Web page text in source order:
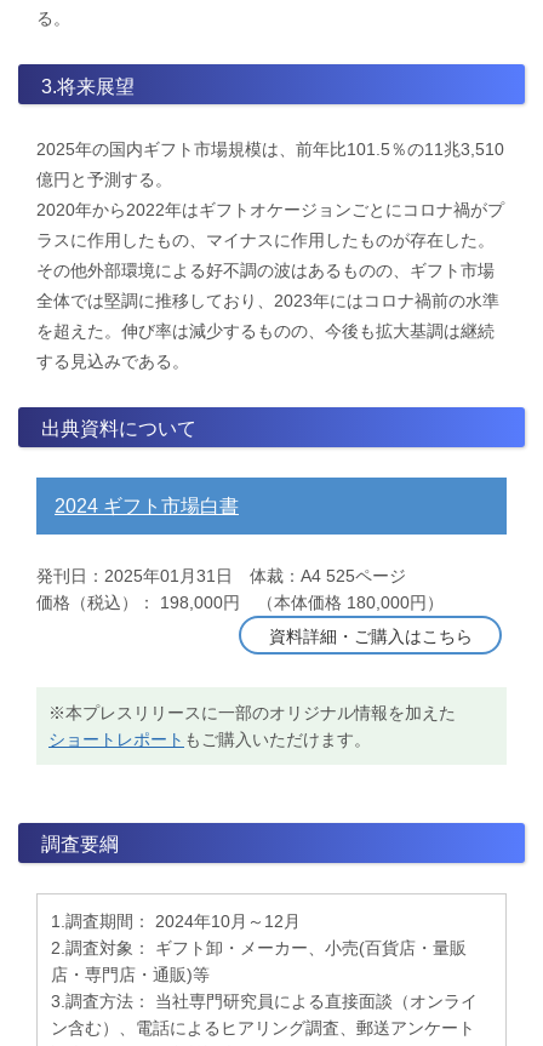
る。
3.将来展望
2025年の国内ギフト市場規模は、前年比101.5％の11兆3,510
億円と予測する。
2020年から2022年はギフトオケージョンごとにコロナ禍がプ
ラスに作用したもの、マイナスに作用したものが存在した。
その他外部環境による好不調の波はあるものの、ギフト市場
全体では堅調に推移しており、2023年にはコロナ禍前の水準
を超えた。伸び率は減少するものの、今後も拡大基調は継続
する見込みである。
出典資料について
2024 ギフト市場白書
発刊日：2025年01月31日 体裁：A4 525ページ
価格（税込）： 198,000円 （本体価格 180,000円）
資料詳細・ご購入はこちら
※本プレスリリースに一部のオリジナル情報を加えた
ショートレポート もご購入いただけます。
調査要綱
1.調査期間： 2024年10月～12月
2.調査対象： ギフト卸・メーカー、小売(百貨店・量販
店・専門店・通販)等
3.調査方法： 当社専門研究員による直接面談（オンライ
ン含む）、電話によるヒアリング調査、郵送アンケート